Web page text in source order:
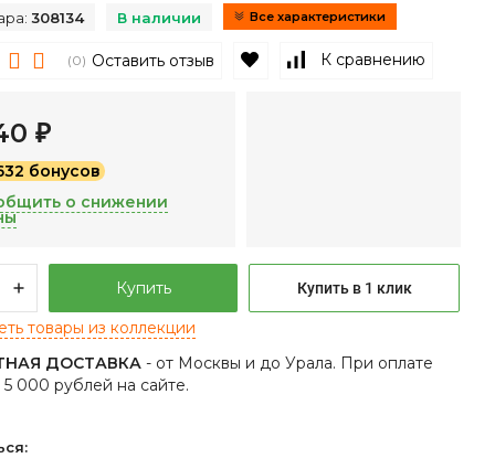
308134 В наличии Все характеристики
(0) Оставить отзыв В избранное
К сравнению
₽
бонусов
о снижении
Купить Купить в 1 клик
товары из коллекции
ДОСТАВКА - от Москвы и до Урала. При оплате
5 000 рублей на сайте.